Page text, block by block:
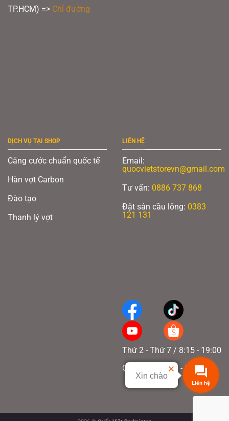
TP.HCM) => Chỉ đường
DỊCH VỤ TẠI SHOP
Căng cước chuẩn quốc tế
Hàn vợt Carbon
Đào tạo
Thanh lý vợt
LIÊN HỆ
Email:
quocvietstorevn@gmail.com
Tư vấn: 0886 737 868
Đặt sân cầu lông: 0383
121 131
Thứ 2 - Thứ 7 / 8:15 - 19:00
Chủ nhật / 8:15 - 17:00
Liên hệ
Xin chào